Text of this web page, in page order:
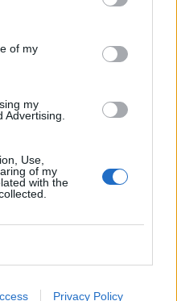
of my
my
Advertising.
Use,
of my
with the
Privacy Policy
a jelenlegi
cernavodai
kölcsönt a
40 fok is várható